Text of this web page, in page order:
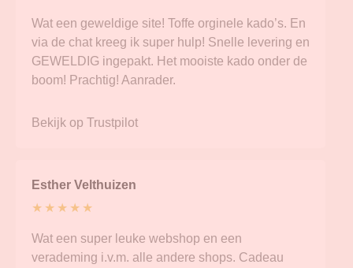
Wat een geweldige site! Toffe orginele kado’s. En
via de chat kreeg ik super hulp! Snelle levering en
GEWELDIG ingepakt. Het mooiste kado onder de
boom! Prachtig! Aanrader.
Bekijk op Trustpilot
Esther Velthuizen
★ ★ ★ ★ ★
Wat een super leuke webshop en een
verademing i.v.m. alle andere shops. Cadeau